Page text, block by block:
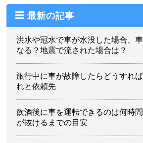
最新の記事
洪水や冠水で車が水没した場合、
なる？地震で流された場合は？
旅行中に車が故障したらどうすれ
れと依頼先
飲酒後に車を運転できるのは何時
が抜けるまでの目安